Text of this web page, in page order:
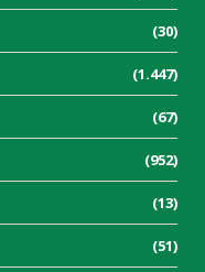
(30)
(1.447)
(67)
(952)
(13)
(51)